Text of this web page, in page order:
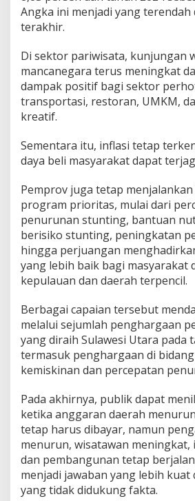
Angka ini menjadi yang
terakhir.
Di sektor pariwisata, kunjungan
mancanegara terus meningkat
dampak positif bagi sektor
transportasi, restoran, UMKM,
kreatif.
Sementara itu, inflasi tetap
daya beli masyarakat dapat
Pemprov juga tetap
program prioritas, mulai dari
penurunan stunting, bantuan
berisiko stunting, peningkatan
hingga perjuangan
yang lebih baik bagi masyarakat
kepulauan dan daerah terpencil.
Berbagai capaian tersebut
melalui sejumlah penghargaan
yang diraih Sulawesi Utara pada
termasuk penghargaan di
kemiskinan dan percepatan
Pada akhirnya, publik dapat
ketika anggaran daerah
tetap harus dibayar, namun
menurun, wisatawan meningkat,
dan pembangunan tetap
menjadi jawaban yang lebih kuat
yang tidak didukung fakta.